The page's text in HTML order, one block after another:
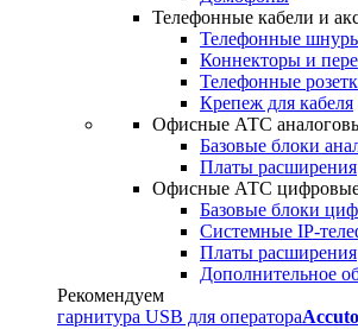
Телефонные кабели и
Телефонные
Коннекторы и
Телефонные
Крепеж для кабеля
Офисные АТС
Базовые блоки
Платы расширения
Офисные АТС
Базовые блоки
Системные IP-
Платы расширения
Дополнительное
Рекомендуем
гарнитура USB для оператора